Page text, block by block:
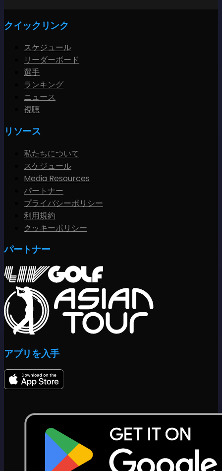
クイックリンク
スケジュール
リーダーボード
選手
ランキング
ニュース
視聴
リソース
私たちについて
スケジュール
Media Resources
パートナー
プライバシーポリシー
利用規約
クッキーポリシー
パートナー
アプリを入手